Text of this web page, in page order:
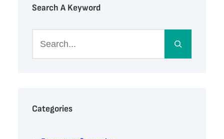
Search A Keyword
h
Categories